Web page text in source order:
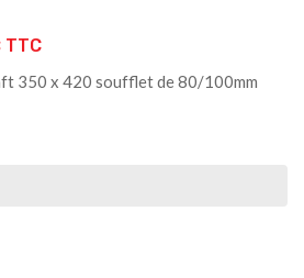
TTC
350 x 420 soufflet de 80/100mm